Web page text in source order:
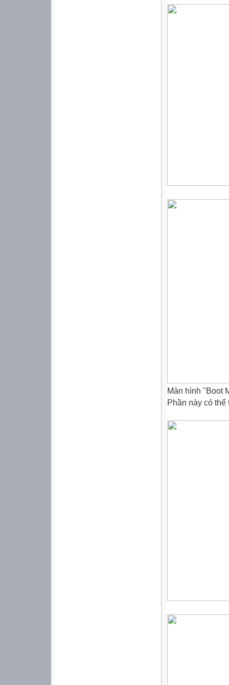
Màn hình "Boot
Phần này có